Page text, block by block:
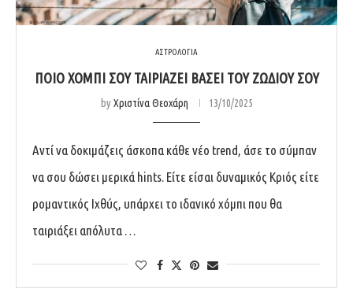
ΑΣΤΡΟΛΟΓΙΑ
ΠΟΙΌ ΧΌΜΠΙ ΣΟΥ ΤΑΙΡΙΆΖΕΙ ΒΆΣΕΙ ΤΟΥ ΖΩΔΊΟΥ ΣΟΥ
byΧριστίνα Θεοχάρη 13/10/2025
Αντί να δοκιμάζεις άσκοπα κάθε νέο trend, άσε το σύμπαν
να σου δώσει μερικά hints. Είτε είσαι δυναμικός Κριός είτε
ρομαντικός Ιχθύς, υπάρχει το ιδανικό χόμπι που θα
ταιριάξει απόλυτα …